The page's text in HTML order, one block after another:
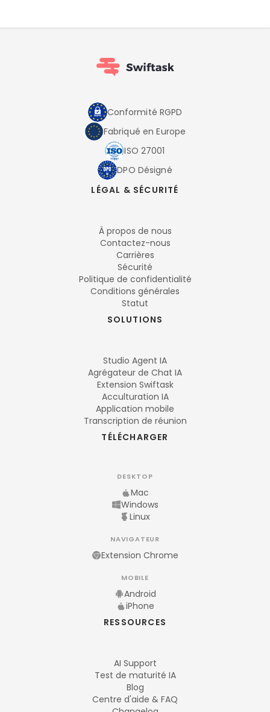
Conformité RGPD
Fabriqué en Europe
ISO 27001
DPO Désigné
LÉGAL & SÉCURITÉ
À propos de nous
Contactez-nous
Carrières
Sécurité
Politique de confidentialité
Conditions générales
Statut
SOLUTIONS
Studio Agent IA
Agrégateur de Chat IA
Extension Swiftask
Acculturation IA
Application mobile
Transcription de réunion
TÉLÉCHARGER
DESKTOP
Mac
Windows
Linux
NAVIGATEUR
Extension Chrome
MOBILE
Android
iPhone
RESSOURCES
AI Support
Test de maturité IA
Blog
Centre d'aide & FAQ